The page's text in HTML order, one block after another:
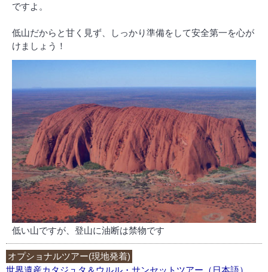
ですよ。
低山だからと甘く見ず、しっかり準備をして安全第一を心が
けましょう！
低い山ですが、登山に油断は禁物です
オプショナルツアー(現地発着)
世界遺産カタジュタ＆ウルル・サンセットツアー（日本語）